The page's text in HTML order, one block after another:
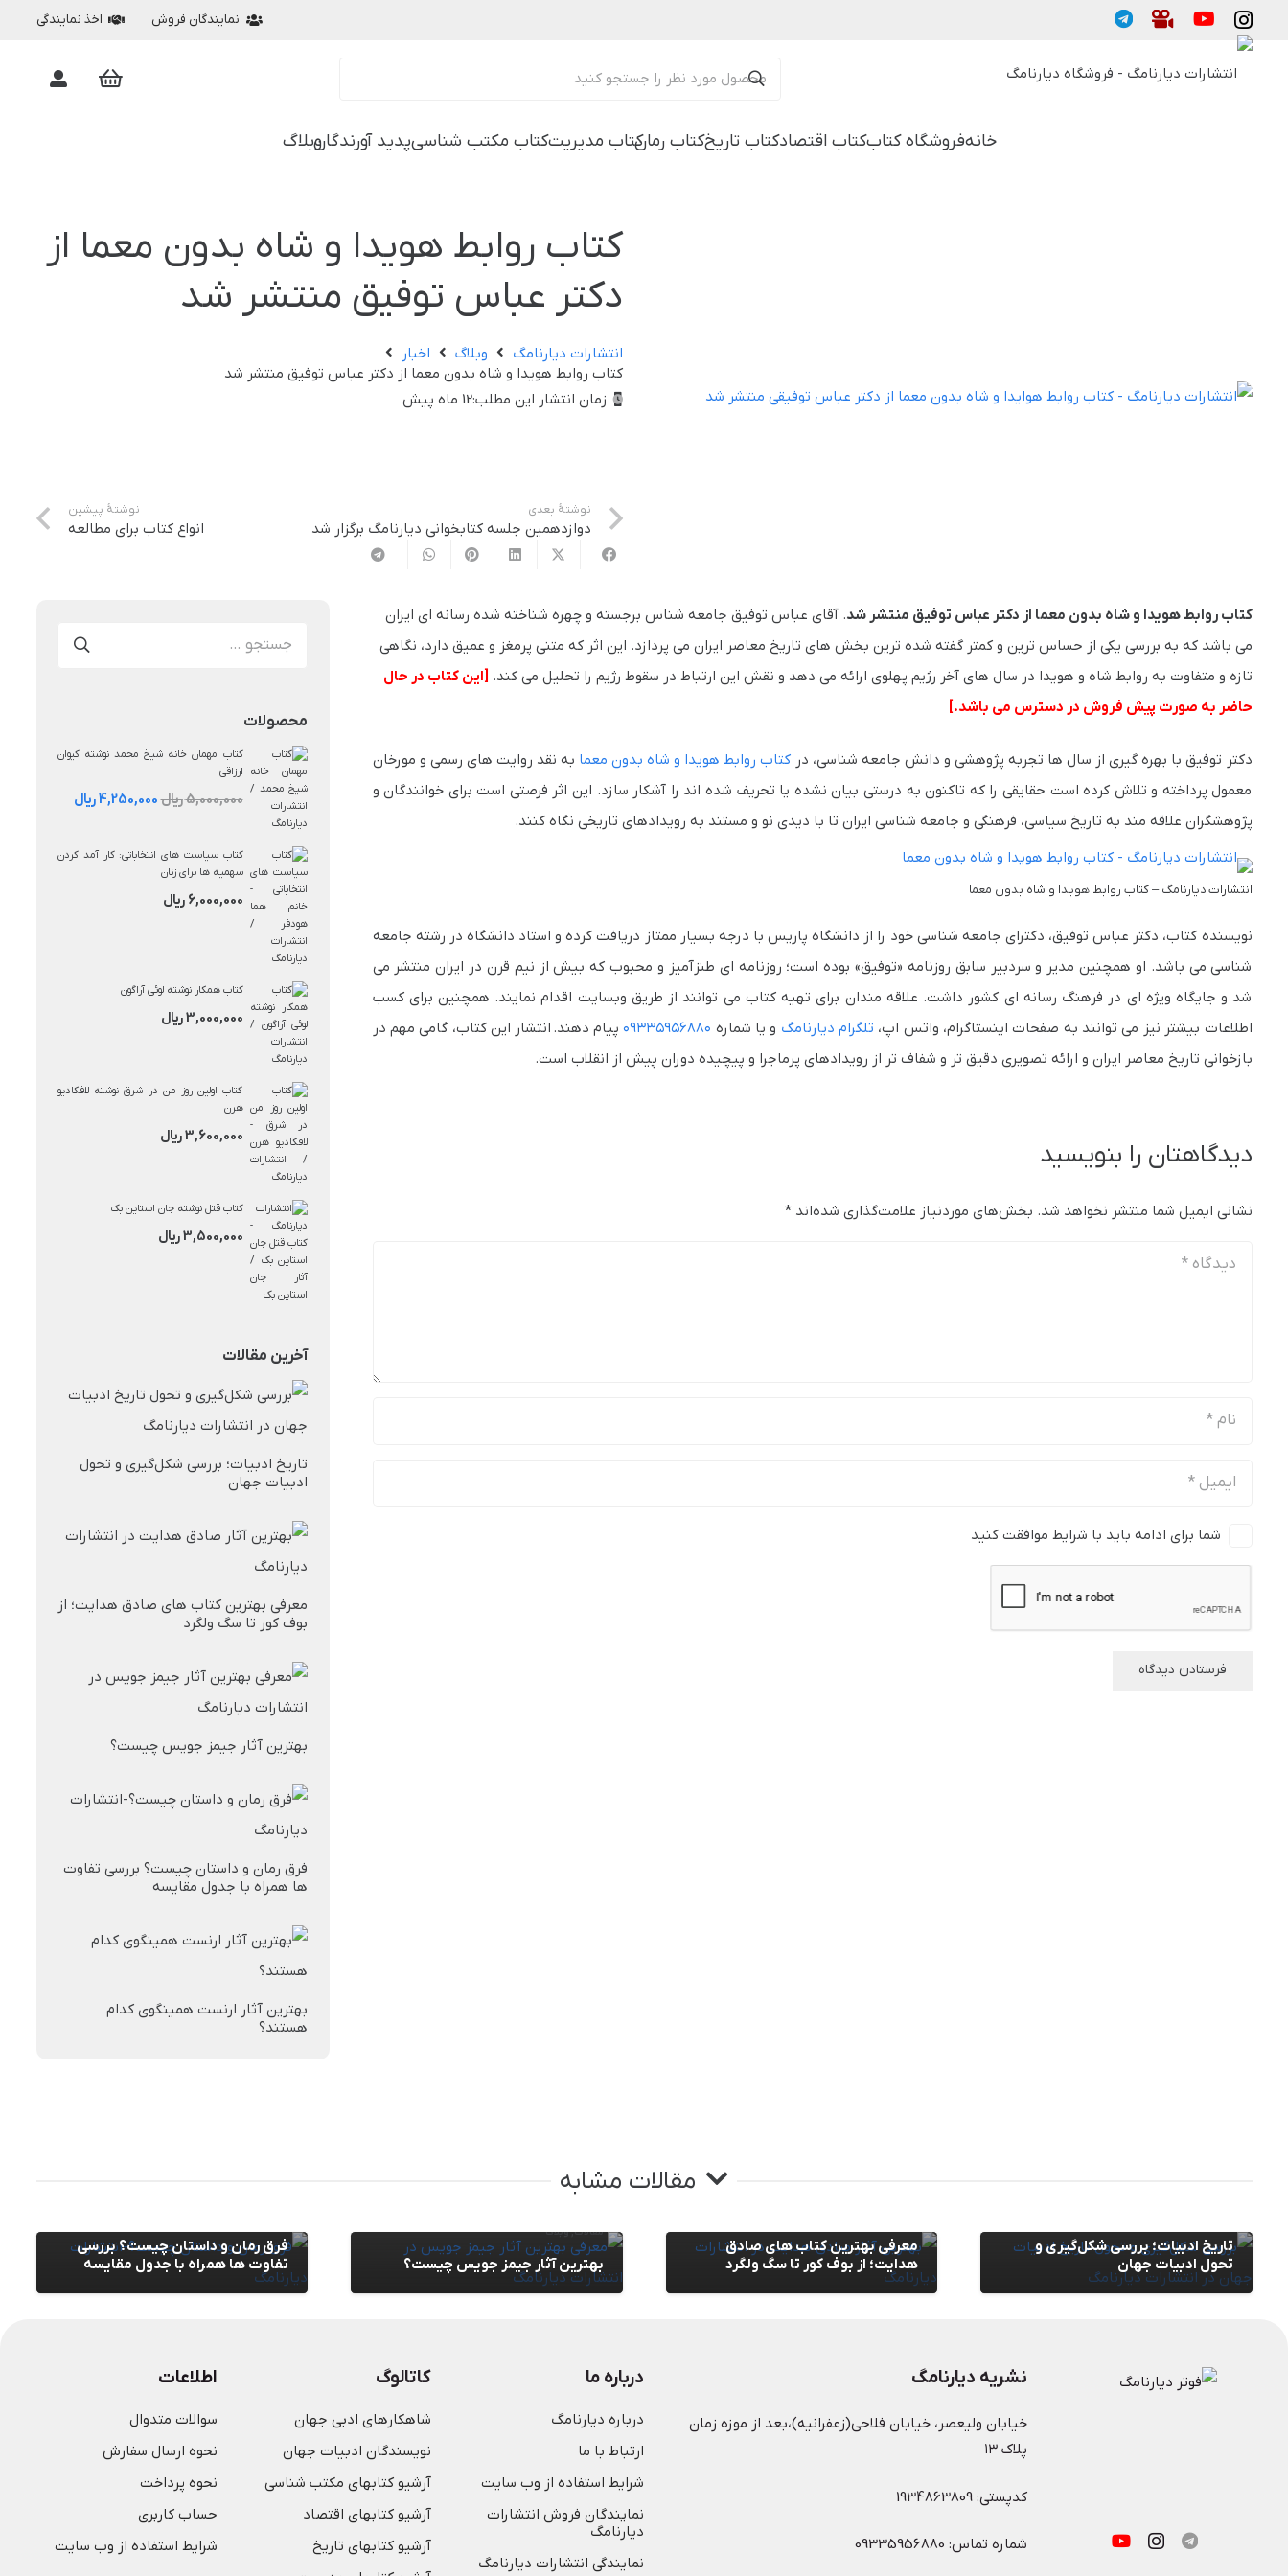
نمایندگان فروش اخذ نمایندگی
خانهفروشگاه کتابکتاب اقتصادکتاب تاریخکتاب رمانکتاب مدیریتکتاب مکتب شناسیپدید آورندگانوبلاگ
کتاب روابط هویدا و شاه بدون معما از
دکتر عباس توفیق منتشر شد
انتشارات دیارنامگ وبلاگ
اخبار
کتاب روابط هویدا و شاه بدون معما از دکتر عباس توفیق منتشر شد
زمان انتشار این مطلب:12 ماه پیش
نوشتهٔ پیشین
انواع کتاب برای مطالعه
نوشتهٔ بعدی
دوازدهمین جلسه کتابخوانی دیارنامگ برگزار شد
کتاب روابط هویدا و شاه بدون معما از دکتر عباس توفیق منتشر شد. آقای عباس توفیق جامعه شناس برجسته و چهره شناخته شده رسانه ای ایران
می باشد که به بررسی یکی از حساس ترین و کمتر گفته شده ترین بخش های تاریخ معاصر ایران می پردازد. این اثر که متنی پرمغز و عمیق دارد، نگاهی
تازه و متفاوت به روابط شاه و هویدا در سال های آخر رژیم پهلوی ارائه می دهد و نقش این ارتباط در سقوط رژیم را تحلیل می کند. [این کتاب در حال
حاضر به صورت پیش فروش در دسترس می باشد.]
دکتر توفیق با بهره گیری از سال ها تجربه پژوهشی و دانش جامعه شناسی، در کتاب روابط هویدا و شاه بدون معما به نقد روایت های رسمی و مورخان
معمول پرداخته و تلاش کرده است حقایقی را که تاکنون به درستی بیان نشده یا تحریف شده اند را آشکار سازد. این اثر فرصتی است برای خوانندگان و
پژوهشگران علاقه مند به تاریخ سیاسی، فرهنگی و جامعه شناسی ایران تا با دیدی نو و مستند به رویدادهای تاریخی نگاه کنند.
انتشارات دیارنامگ – کتاب روابط هویدا و شاه بدون معما
نویسنده کتاب، دکتر عباس توفیق، دکترای جامعه شناسی خود را از دانشگاه پاریس با درجه بسیار ممتاز دریافت کرده و استاد دانشگاه در رشته جامعه
شناسی می باشد. او همچنین مدیر و سردبیر سابق روزنامه «توفیق» بوده است؛ روزنامه ای طنزآمیز و محبوب که بیش از نیم قرن در ایران منتشر می
شد و جایگاه ویژه ای در فرهنگ رسانه ای کشور داشت. علاقه مندان برای تهیه کتاب می توانند از طریق وبسایت اقدام نمایند. همچنین برای کسب
اطلاعات بیشتر نیز می توانند به صفحات اینستاگرام، واتس اپ، تلگرام دیارنامگ و یا شماره ۰۹۳۳۵۹۵۶۸۸۰پیام دهند. انتشار این کتاب، گامی مهم در
بازخوانی تاریخ معاصر ایران و ارائه تصویری دقیق تر و شفاف تر از رویدادهای پرماجرا و پیچیده دوران پیش از انقلاب است.
دیدگاهتان را بنویسید
نشانی ایمیل شما منتشر نخواهد شد. بخش‌های موردنیاز علامت‌گذاری شده‌اند*
شما برای ادامه باید با شرایط موافقت کنید
فرستادن دیدگاه
محصولات
کتاب مهمان خانه شیخ محمد نوشته کیوان
ارزاقی
5,000,000ریال
بود.
4,250,000ریال
کتاب سیاست‌ های انتخاباتی: کار آمد کردن
سهمیه‌ ها برای زنان
6,000,000 ریال
کتاب همکار نوشته لوئی آراگون
3,000,000ریال
کتاب اولین روز من در شرق نوشته لافکادیو
هرن
3,600,000ریال
کتاب قتل نوشته جان استاین بک
3,500,000ریال
آخرین مقالات
تاریخ ادبیات؛ بررسی شکل‌گیری و تحول
ادبیات جهان
معرفی بهترین کتاب های صادق هدایت؛ از
بوف کور تا سگ ولگرد
بهترین آثار جیمز جویس چیست؟
فرق رمان و داستان چیست؟ بررسی تفاوت
ها همراه با جدول مقایسه
بهترین آثار ارنست همینگوی کدام
هستند؟
مقالات مشابه
تاریخ ادبیات؛ بررسی شکل‌گیری و
تحول ادبیات جهان
معرفی بهترین کتاب های صادق
هدایت؛ از بوف کور تا سگ ولگرد
مقالات,وبلاگ
بهترین آثار جیمز جویس چیست؟
فرق رمان و داستان چیست؟ بررسی
تفاوت ها همراه با جدول مقایسه
نشریه دیارنامگ
خیابان ولیعصر، خیابان فلاحی(زعفرانیه)،بعد از موزه زمان
پلاک ۱۳
کدپستی: 1934863809
شماره تماس: 09335956880
درباره ما
درباره دیارنامگ
ارتباط با ما
شرایط استفاده از وب سایت
نمایندگان فروش انتشارات
دیارنامگ
نمایندگی انتشارات دیارنامگ
کاتالوگ
شاهکارهای ادبی جهان
نویسندگان ادبیات جهان
آرشیو کتابهای مکتب شناسی
آرشیو کتابهای اقتصاد
آرشیو کتابهای تاریخ
اطلاعات
سوالات متدوال
نحوه ارسال سفارش
نحوه پرداخت
حساب کاربری
شرایط استفاده از وب سایت